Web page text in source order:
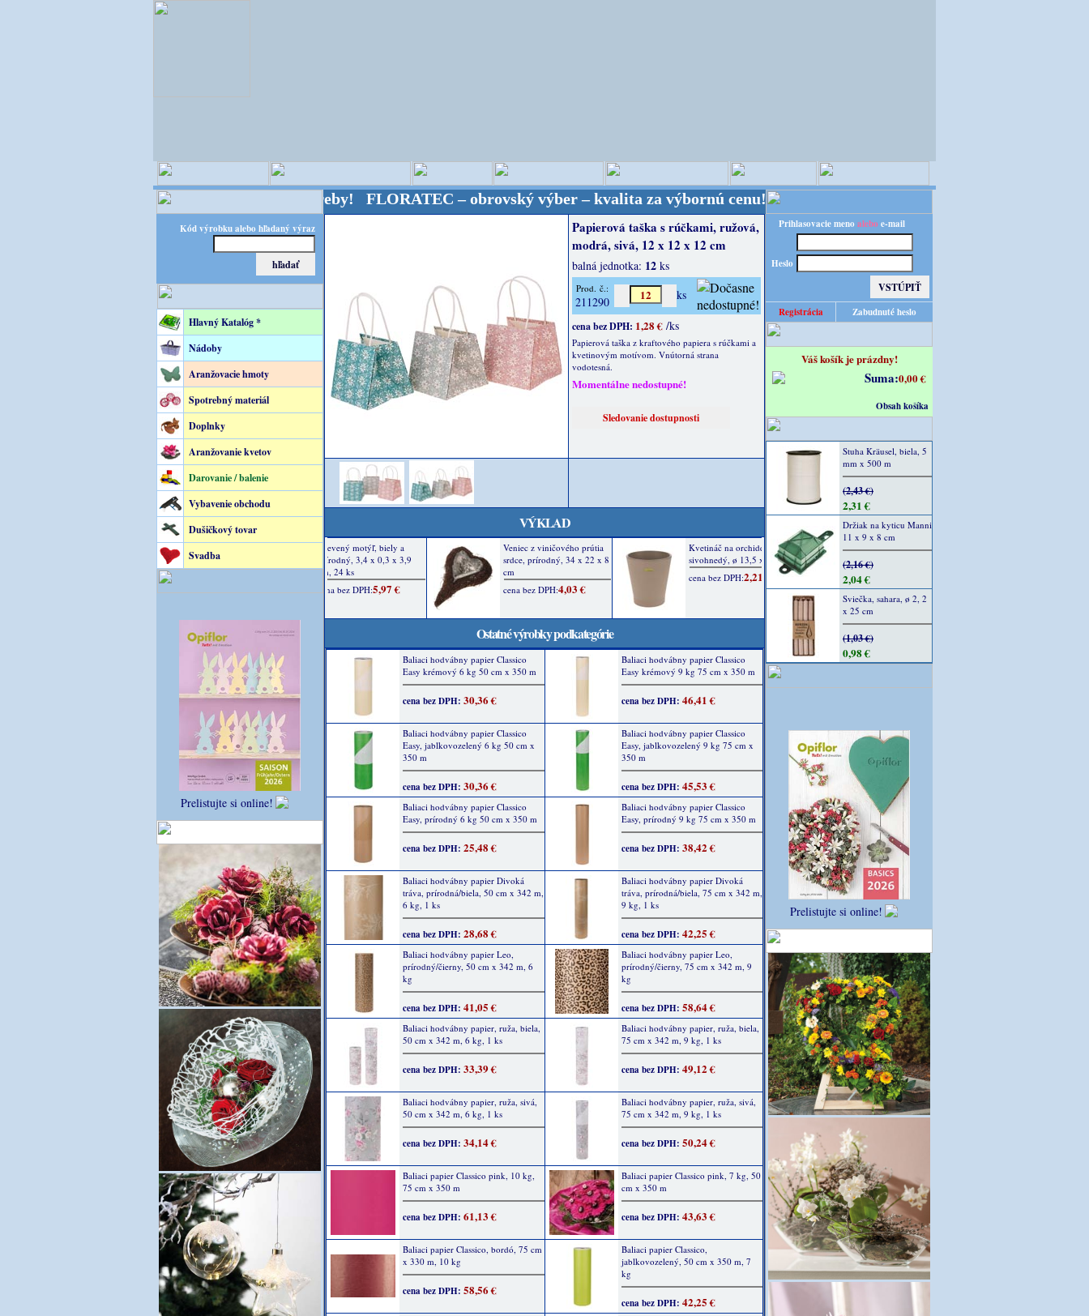
Kód výrobku alebo hľadaný výraz
Hlavný Katalóg *
Nádoby
Aranžovacie hmoty
Spotrebný materiál
Doplnky
Aranžovanie kvetov
Darovanie / balenie
Vybavenie obchodu
Dušičkový tovar
Svadba
Prelistujte si online!
– špecialista na floristické potreby! FLORATEC – obrovský výber – kvalita za výbornú cenu! Budete obslúľení z nášho nemeckého veľkoskladu
Papierová taška s rúčkami, ružová,
modrá, sivá, 12 x 12 x 12 cm
balná jednotka: 12 ks
Prod. č.:
211290 ks
cena bez DPH: 1,28 € /ks
Papierová taška z kraftového papiera s rúčkami a
kvetinovým motívom. Vnútorná strana
vodotesná.
Momentálne nedostupné!
VÝKLAD
Ostatné výrobky podkategórie
Baliaci hodvábny papier Classico
Easy krémový 6 kg 50 cm x 350 m
cena bez DPH: 30,36 €
Baliaci hodvábny papier Classico
Easy krémový 9 kg 75 cm x 350 m
cena bez DPH: 46,41 €
Baliaci hodvábny papier Classico
Easy, jablkovozelený 6 kg 50 cm x
350 m
cena bez DPH: 30,36 €
Baliaci hodvábny papier Classico
Easy, jablkovozelený 9 kg 75 cm x
350 m
cena bez DPH: 45,53 €
Baliaci hodvábny papier Classico
Easy, prírodný 6 kg 50 cm x 350 m
cena bez DPH: 25,48 €
Baliaci hodvábny papier Classico
Easy, prírodný 9 kg 75 cm x 350 m
cena bez DPH: 38,42 €
Baliaci hodvábny papier Divoká
tráva, prírodná/biela, 50 cm x 342 m,
6 kg, 1 ks
cena bez DPH: 28,68 €
Baliaci hodvábny papier Divoká
tráva, prírodná/biela, 75 cm x 342 m,
9 kg, 1 ks
cena bez DPH: 42,25 €
Baliaci hodvábny papier Leo,
prírodný/čierny, 50 cm x 342 m, 6
kg
cena bez DPH: 41,05 €
Baliaci hodvábny papier Leo,
prírodný/čierny, 75 cm x 342 m, 9
kg
cena bez DPH: 58,64 €
Baliaci hodvábny papier, ruža, biela,
50 cm x 342 m, 6 kg, 1 ks
cena bez DPH: 33,39 €
Baliaci hodvábny papier, ruža, biela,
75 cm x 342 m, 9 kg, 1 ks
cena bez DPH: 49,12 €
Baliaci hodvábny papier, ruža, sivá,
50 cm x 342 m, 6 kg, 1 ks
cena bez DPH: 34,14 €
Baliaci hodvábny papier, ruža, sivá,
75 cm x 342 m, 9 kg, 1 ks
cena bez DPH: 50,24 €
Baliaci papier Classico pink, 10 kg,
75 cm x 350 m
cena bez DPH: 61,13 €
Baliaci papier Classico pink, 7 kg, 50
cm x 350 m
cena bez DPH: 43,63 €
Baliaci papier Classico, bordó, 75 cm
x 330 m, 10 kg
cena bez DPH: 58,56 €
Baliaci papier Classico,
jablkovozelený, 50 cm x 350 m, 7
kg
cena bez DPH: 42,25 €
Prihlasovacie meno alebo e-mail
Heslo
Registrácia Zabudnuté heslo
Váš košík je prázdny!
Suma:0,00 €
Obsah košíka
Stuha Kräusel, biela, 5
mm x 500 m
(2,43 €)
2,31 €
Držiak na kyticu Manni
11 x 9 x 8 cm
(2,16 €)
2,04 €
Sviečka, sahara, ø 2, 2
x 25 cm
(1,03 €)
0,98 €
Prelistujte si online!